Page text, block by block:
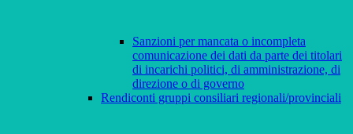
Sanzioni per mancata o incompleta
comunicazione dei dati da parte dei titolari
di incarichi politici, di amministrazione, di
direzione o di governo
Rendiconti gruppi consiliari regionali/provinciali